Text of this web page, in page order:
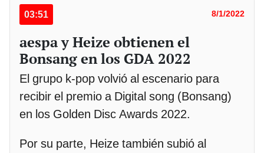
03:51 8/1/2022
aespa y Heize obtienen el
Bonsang en los GDA 2022
El grupo k-pop volvió al escenario para
recibir el premio a Digital song (Bonsang)
en los Golden Disc Awards 2022.
Por su parte, Heize también subió al